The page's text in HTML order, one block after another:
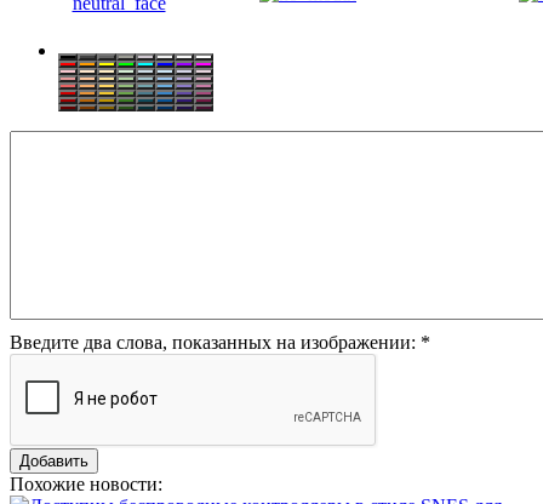
Введите два слова, показанных на изображении: *
Похожие новости: